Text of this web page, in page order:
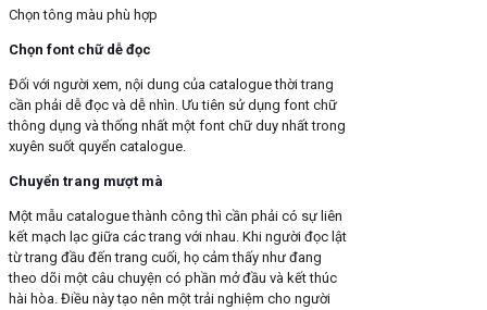
Chọn tông màu phù hợp
Chọn font chữ dễ đọc
Đối với người xem, nội dung của catalogue thời trang
cần phải dễ đọc và dễ nhìn. Ưu tiên sử dụng font chữ
thông dụng và thống nhất một font chữ duy nhất trong
xuyên suốt quyển catalogue.
Chuyển trang mượt mà
Một mẫu catalogue thành công thì cần phải có sự liên
kết mạch lạc giữa các trang với nhau. Khi người đọc lật
từ trang đầu đến trang cuối, họ cảm thấy như đang
theo dõi một câu chuyện có phần mở đầu và kết thúc
hài hòa. Điều này tạo nên một trải nghiệm cho người